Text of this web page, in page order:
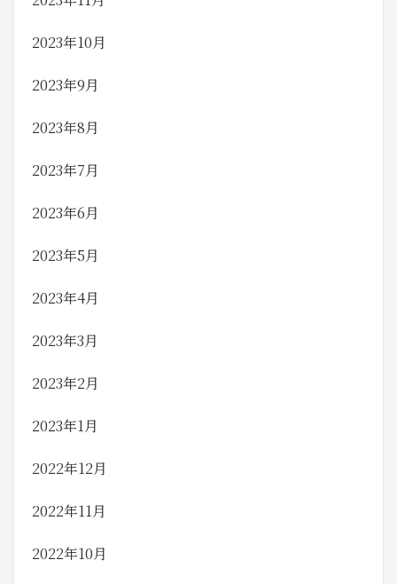
2023年10月
2023年9月
2023年8月
2023年7月
2023年6月
2023年5月
2023年4月
2023年3月
2023年2月
2023年1月
2022年12月
2022年11月
2022年10月